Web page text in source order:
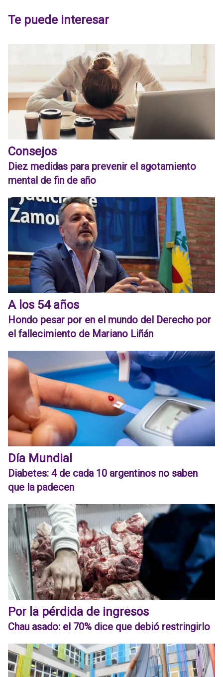
Te puede interesar
Consejos
Diez medidas para prevenir el agotamiento
mental de fin de año
A los 54 años
Hondo pesar por en el mundo del Derecho por
el fallecimiento de Mariano Liñán
Día Mundial
Diabetes: 4 de cada 10 argentinos no saben
que la padecen
Por la pérdida de ingresos
Chau asado: el 70% dice que debió restringirlo